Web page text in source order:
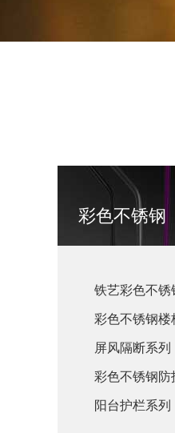
彩色不锈钢
铁艺彩色不锈
彩色不锈钢楼
屏风隔断系列
彩色不锈钢防
阳台护栏系列